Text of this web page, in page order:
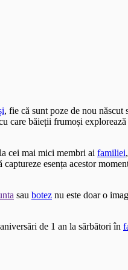
, fie că sunt poze de nou născut
care băieții frumoși
cei mai mici membri ai familiei
esența acestor
sau botez nu este doar o
de 1 an la sărbători în